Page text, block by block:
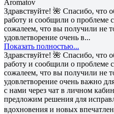
Aromatov
Здравствуйте! 🌺 Спасибо, что
работу и сообщили о проблеме
сожалеем, что вы получили не
удовлетворение очень в...
Показать полностью...
Здравствуйте! 🌺 Спасибо, что
работу и сообщили о проблеме
сожалеем, что вы получили не
удовлетворение очень важно
с нами через чат в личном
предложим решения для
вдохновения и новых